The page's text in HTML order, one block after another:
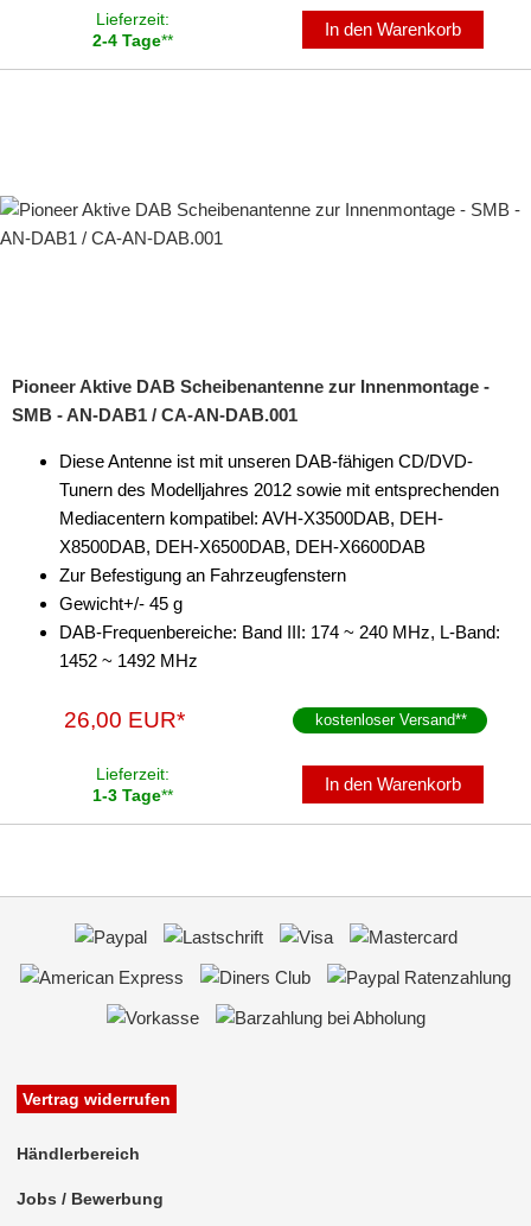
Lieferzeit:
2-4 Tage**
In den Warenkorb
Pioneer Aktive DAB Scheibenantenne zur Innenmontage -
SMB - AN-DAB1 / CA-AN-DAB.001
Diese Antenne ist mit unseren DAB-fähigen CD/DVD-
Tunern des Modelljahres 2012 sowie mit entsprechenden
Mediacentern kompatibel: AVH-X3500DAB, DEH-
X8500DAB, DEH-X6500DAB, DEH-X6600DAB
Zur Befestigung an Fahrzeugfenstern
Gewicht+/- 45 g
DAB-Frequenbereiche: Band III: 174 ~ 240 MHz, L-Band:
1452 ~ 1492 MHz
26,00 EUR* kostenloser Versand**
Lieferzeit:
1-3 Tage**
In den Warenkorb
Vertrag widerrufen
Händlerbereich
Jobs / Bewerbung